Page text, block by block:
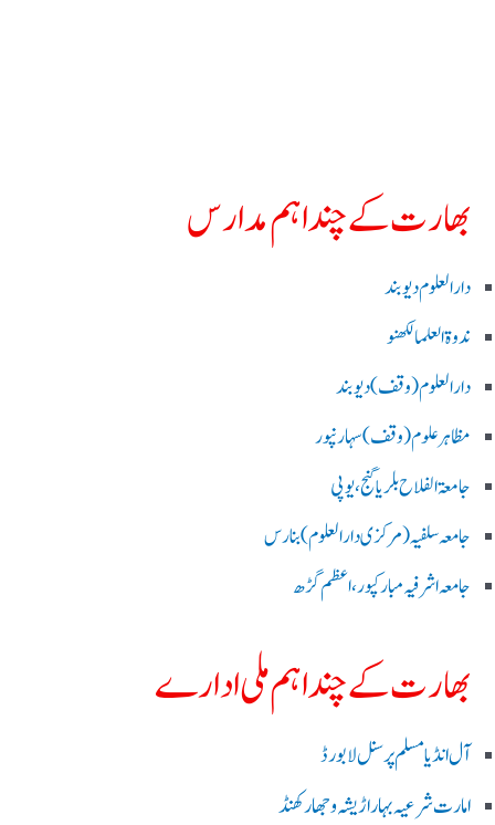
بھارت کے چند اہم مدارس
دارالعلوم دیوبند
ندوۃالعلما لکھنو
دارالعلوم (وقف)دیوبند
مظاہرعلوم (وقف)سہارنپور
جامعۃ الفلاح بلریاگنج،یوپی
جامعہ سلفیہ(مرکزی دارالعلوم )بنارس
جامعہ اشرفیہ مبارکپور،اعظم گڑھ
بھارت کے چند اہم ملی ادارے
آل انڈیا مسلم پرسنل لا بورڈ
امارت شرعیہ بہار اڑیشہ و جھارکھنڈ